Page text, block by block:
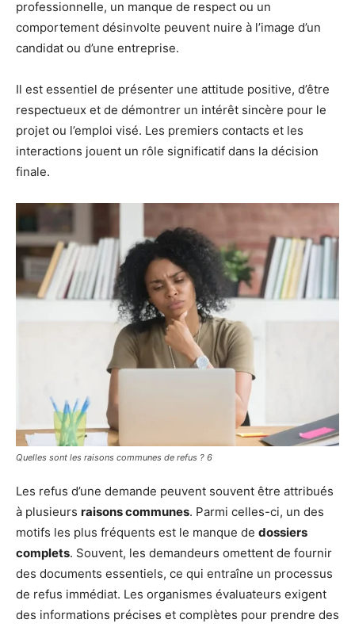
professionnelle, un manque de respect ou un
comportement désinvolte peuvent nuire à l’image d’un
candidat ou d’une entreprise.
Il est essentiel de présenter une attitude positive, d’être
respectueux et de démontrer un intérêt sincère pour le
projet ou l’emploi visé. Les premiers contacts et les
interactions jouent un rôle significatif dans la décision
finale.
Quelles sont les raisons communes de refus ? 6
Les refus d’une demande peuvent souvent être attribués
à plusieurs raisons communes. Parmi celles-ci, un des
motifs les plus fréquents est le manque de dossiers
complets. Souvent, les demandeurs omettent de fournir
des documents essentiels, ce qui entraîne un processus
de refus immédiat. Les organismes évaluateurs exigent
des informations précises et complètes pour prendre des